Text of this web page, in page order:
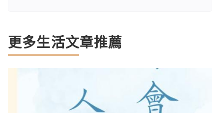
更多生活文章推薦